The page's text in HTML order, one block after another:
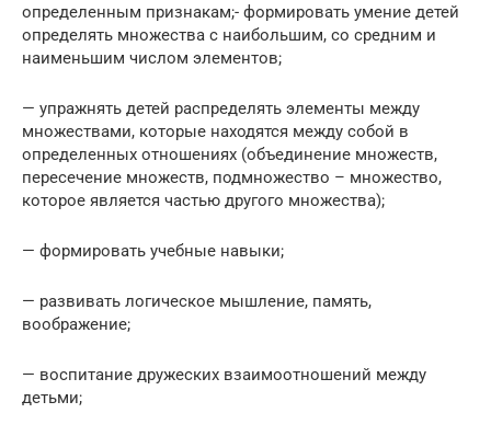
определенным признакам;- формировать умение детей
определять множества с наибольшим, со средним и
наименьшим числом элементов;
— упражнять детей распределять элементы между
множествами, которые находятся между собой в
определенных отношениях (объединение множеств,
пересечение множеств, подмножество – множество,
которое является частью другого множества);
— формировать учебные навыки;
— развивать логическое мышление, память,
воображение;
— воспитание дружеских взаимоотношений между
детьми;